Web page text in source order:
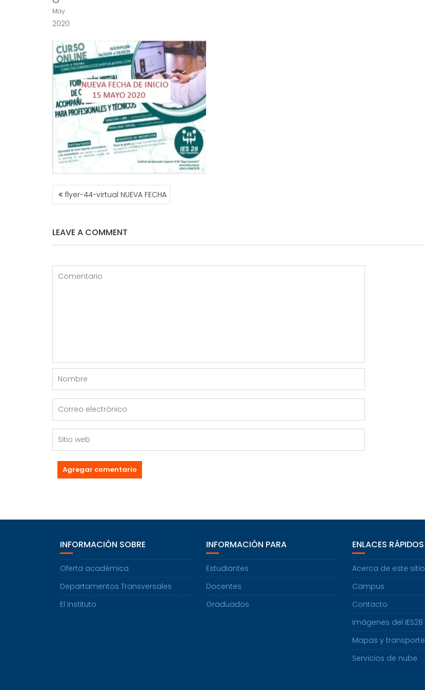
May
2020
NAVEGACIÓN
DEflyer-44-virtual NUEVA FECHA
LEAVE A COMMENT
INFORMACIÓN SOBRE
Oferta académica
Departamentos Transversales
El Instituto
INFORMACIÓN PARA
Estudiantes
Docentes
Graduados
ENLACES RÁPIDOS
Acerca de este sitio
Campus
Contacto
Imágenes del IES28
Mapas y transporte
Servicios de nube